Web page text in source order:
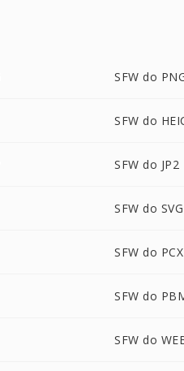
SFW do
SFW do
SFW do JP2
SFW do SVG
SFW do PCX
SFW do
SFW do